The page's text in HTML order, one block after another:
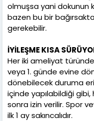
olmuşsa yani dokunun
bazen bu bir
gerekebilir.
İYİLEŞME KISA
Her iki ameliyat
veya 1. günde evine
dönebilecek duruma
içinde yapılabildiği
sonra izin verilir. Spor
ilk 1 ay sakıncalıdır.